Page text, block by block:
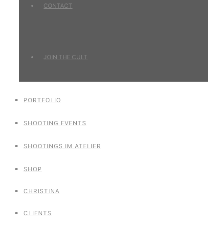
CONTACT
JOIN THE CULT
PORTFOLIO
SHOOTING EVENTS
SHOOTINGS IM ATELIER
SHOP
CHRISTINA
CLIENTS